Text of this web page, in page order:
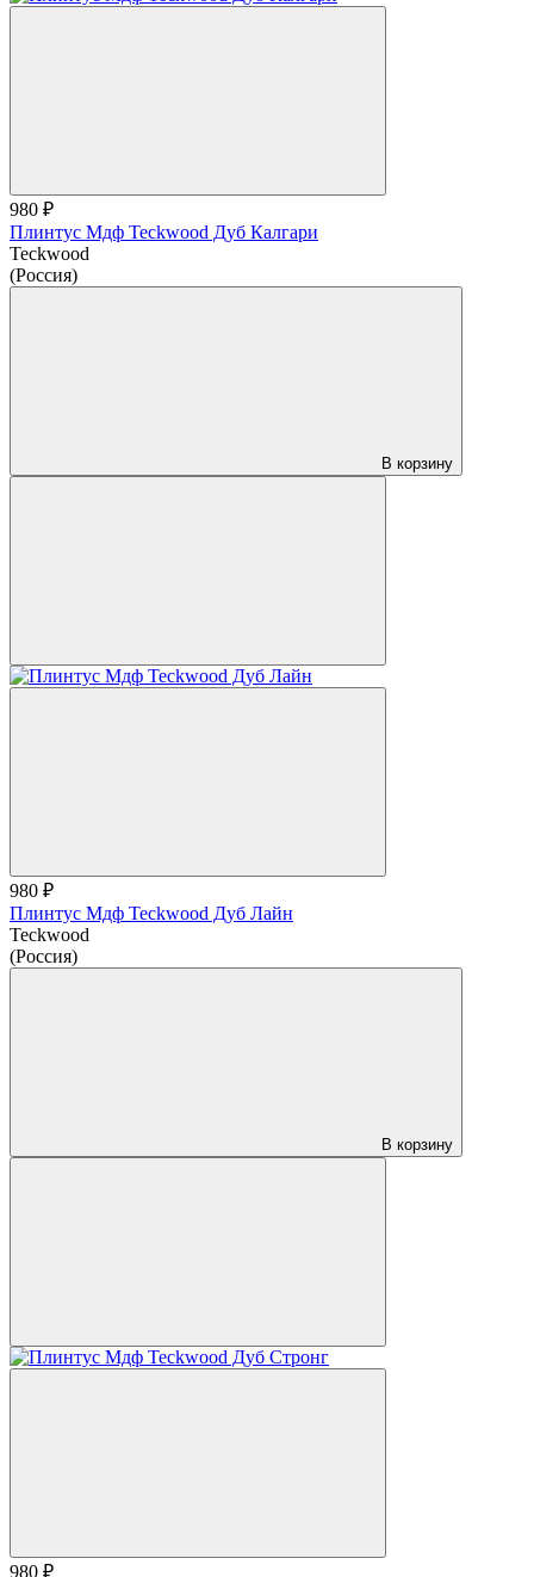
980 ₽
Плинтус Мдф Teckwood Дуб Калгари
Teckwood
(Россия)
В корзину
980 ₽
Плинтус Мдф Teckwood Дуб Лайн
Teckwood
(Россия)
В корзину
980 ₽